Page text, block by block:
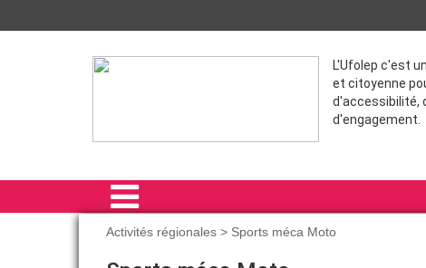
L'Ufolep c'est
et citoyenne
d'accessibilité,
d'engagement.
Activités régionales > Sports méca Moto